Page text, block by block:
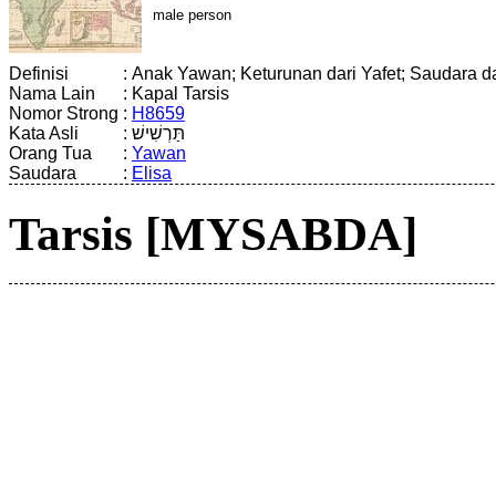
male person
Definisi : Anak Yawan; Keturunan dari Yafet; Saudara
Nama Lain
: Kapal Tarsis
Nomor Strong : H8659
Kata Asli
: תַּרְשִׁישׁ
Orang Tua
: Yawan
Saudara
: Elisa
Tarsis [MYSABDA]